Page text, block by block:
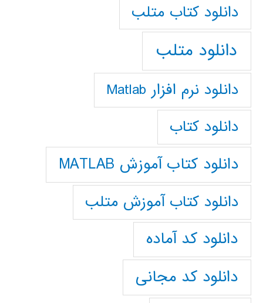
دانلود كتاب متلب
دانلود متلب
دانلود نرم افزار Matlab
دانلود کتاب
دانلود کتاب آموزش MATLAB
دانلود کتاب آموزش متلب
دانلود کد آماده
دانلود کد مجانی